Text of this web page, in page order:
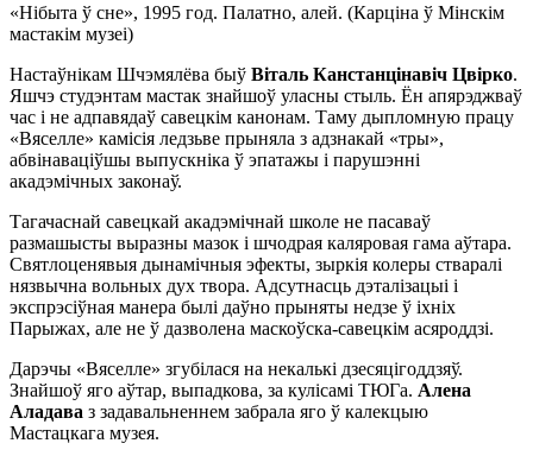
«Нібыта ў сне», 1995 год. Палатно, алей. (Карціна ў Мінскім
мастакім музеі)
Настаўнікам Шчэмялёва быў Віталь Канстанцінавіч Цвірко.
Яшчэ студэнтам мастак знайшоў уласны стыль. Ён апярэджваў
час і не адпавядаў савецкім канонам. Таму дыпломную працу
«Вяселле» камісія ледзьве прыняла з адзнакай «тры»,
абвінаваціўшы выпускніка ў эпатажы і парушэнні
акадэмічных законаў.
Тагачаснай савецкай акадэмічнай школе не пасаваў
размашысты выразны мазок і шчодрая каляровая гама аўтара.
Святлоценявыя дынамічныя эфекты, зыркія колеры стваралі
нязвычна вольных дух твора. Адсутнасць дэталізацыі і
экспрэсіўная манера былі даўно прыняты недзе ў іхніх
Парыжах, але не ў дазволена маскоўска-савецкім асяроддзі.
Дарэчы «Вяселле» згубілася на некалькі дзесяцігоддзяў.
Знайшоў яго аўтар, выпадкова, за кулісамі ТЮГа. Алена
Аладава з задавальненнем забрала яго ў калекцыю
Мастацкага музея.